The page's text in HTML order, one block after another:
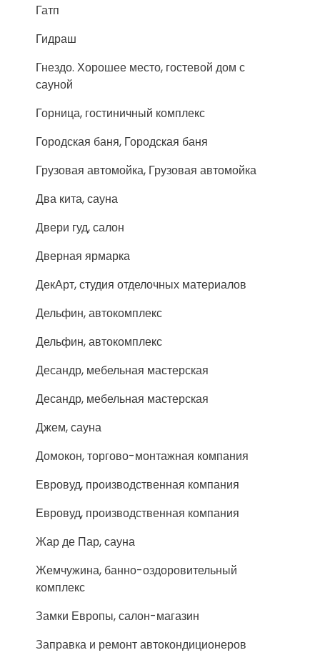
Гатп
Гидраш
Гнездо. Хорошее место, гостевой дом с
сауной
Горница, гостиничный комплекс
Городская баня, Городская баня
Грузовая автомойка, Грузовая автомойка
Два кита, сауна
Двери гуд, салон
Дверная ярмарка
ДекАрт, студия отделочных материалов
Дельфин, автокомплекс
Дельфин, автокомплекс
Десандр, мебельная мастерская
Десандр, мебельная мастерская
Джем, сауна
Домокон, торгово-монтажная компания
Евровуд, производственная компания
Евровуд, производственная компания
Жар де Пар, сауна
Жемчужина, банно-оздоровительный
комплекс
Замки Европы, салон-магазин
Заправка и ремонт автокондиционеров